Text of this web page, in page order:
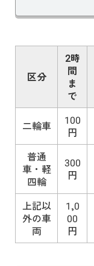
区分
2時
間
ま
で
二輪車
100
円
普通
車・軽
四輪
300
円
上記以
外の車
両
1,0
00
円